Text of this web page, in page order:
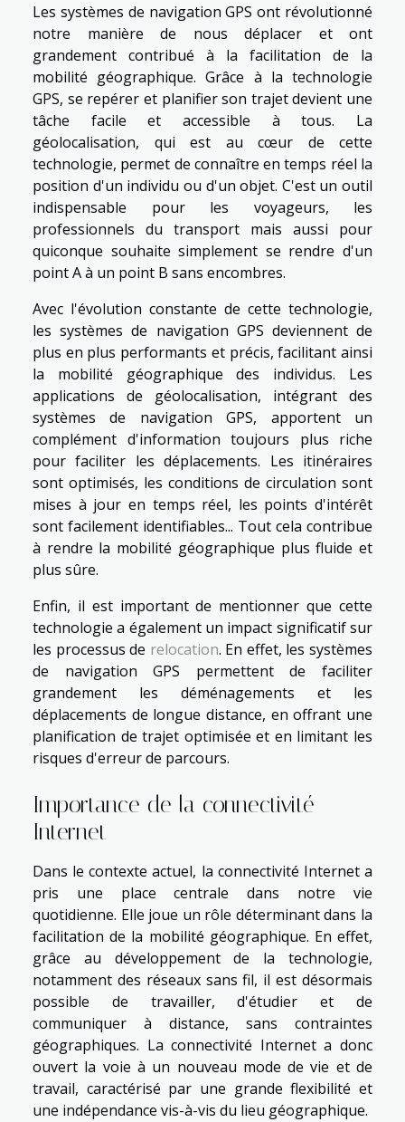
Les systèmes de navigation GPS ont révolutionné
notre manière de nous déplacer et ont
grandement contribué à la facilitation de la
mobilité géographique. Grâce à la technologie
GPS, se repérer et planifier son trajet devient une
tâche facile et accessible à tous. La
géolocalisation, qui est au cœur de cette
technologie, permet de connaître en temps réel la
position d'un individu ou d'un objet. C'est un outil
indispensable pour les voyageurs, les
professionnels du transport mais aussi pour
quiconque souhaite simplement se rendre d'un
point A à un point B sans encombres.
Avec l'évolution constante de cette technologie,
les systèmes de navigation GPS deviennent de
plus en plus performants et précis, facilitant ainsi
la mobilité géographique des individus. Les
applications de géolocalisation, intégrant des
systèmes de navigation GPS, apportent un
complément d'information toujours plus riche
pour faciliter les déplacements. Les itinéraires
sont optimisés, les conditions de circulation sont
mises à jour en temps réel, les points d'intérêt
sont facilement identifiables... Tout cela contribue
à rendre la mobilité géographique plus fluide et
plus sûre.
Enfin, il est important de mentionner que cette
technologie a également un impact significatif sur
les processus de relocation. En effet, les systèmes
de navigation GPS permettent de faciliter
grandement les déménagements et les
déplacements de longue distance, en offrant une
planification de trajet optimisée et en limitant les
risques d'erreur de parcours.
Importance de la connectivité
Internet
Dans le contexte actuel, la connectivité Internet a
pris une place centrale dans notre vie
quotidienne. Elle joue un rôle déterminant dans la
facilitation de la mobilité géographique. En effet,
grâce au développement de la technologie,
notamment des réseaux sans fil, il est désormais
possible de travailler, d'étudier et de
communiquer à distance, sans contraintes
géographiques. La connectivité Internet a donc
ouvert la voie à un nouveau mode de vie et de
travail, caractérisé par une grande flexibilité et
une indépendance vis-à-vis du lieu géographique.